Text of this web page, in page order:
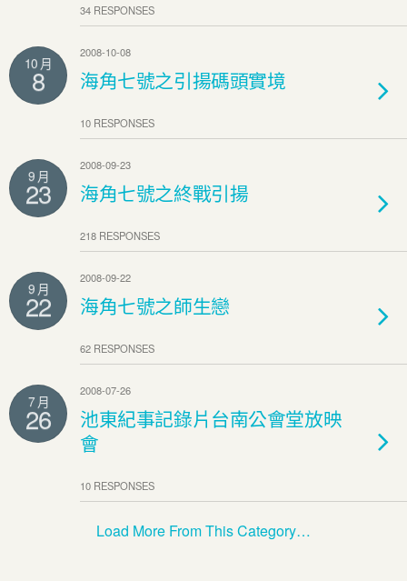
34 RESPONSES
10 月
8
2008-10-08
海角七號之引揚碼頭實境
10 RESPONSES
9 月
23
2008-09-23
海角七號之終戰引揚
218 RESPONSES
9 月
22
2008-09-22
海角七號之師生戀
62 RESPONSES
7 月
26
2008-07-26
池東紀事記錄片台南公會堂放映
會
10 RESPONSES
Load More From This Category…